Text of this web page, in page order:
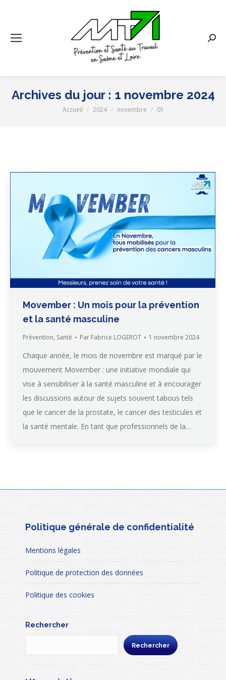
Archives du jour : 1 novembre 2024
Vous êtes ici :
Accueil 2024 novembre 01
Movember : Un mois pour la prévention
et la santé masculine
Prévention, Santé Par Fabrice LOGEROT 1 novembre 2024
Chaque année, le mois de novembre est marqué par le
mouvement Movember : une initiative mondiale qui
vise à sensibiliser à la santé masculine et à encourager
les discussions autour de sujets souvent tabous tels
que le cancer de la prostate, le cancer des testicules et
la santé mentale. En tant que professionnels de la…
Politique générale de confidentialité
Mentions légales
Politique de protection des données
Politique des cookies
Rechercher
Rechercher